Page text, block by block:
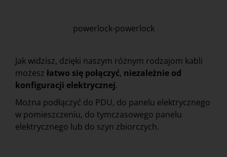
powerlock-powerlock
Jak widzisz, dzięki naszym różnym rodzajom kabli
możesz łatwo się połączyć, niezależnie od
konfiguracji elektrycznej.
Można podłączyć do PDU, do panelu elektrycznego
w pomieszczeniu, do tymczasowego panelu
elektrycznego lub do szyn zbiorczych.